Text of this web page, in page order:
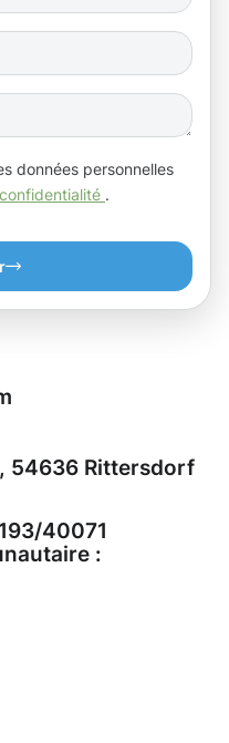
données personnelles
.
54636 Rittersdorf
40071
: